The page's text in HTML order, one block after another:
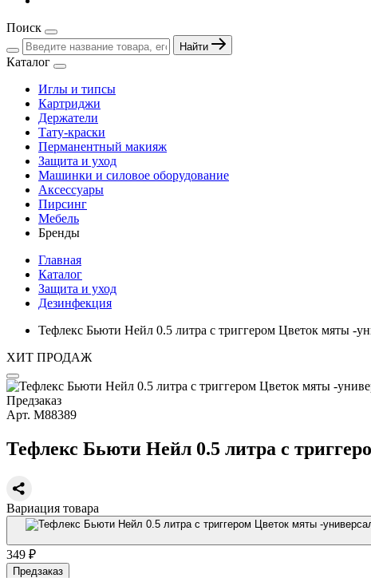
Поиск
Найти
Каталог
Иглы и типсы
Картриджи
Держатели
Тату-краски
Перманентный макияж
Защита и уход
Машинки и силовое оборудование
Аксессуары
Пирсинг
Мебель
Бренды
Главная
Каталог
Защита и уход
Дезинфекция
Тефлекс Бьюти Нейл 0.5 литра с триггером Цветок мяты -
ХИТ ПРОДАЖ
Предзаказ
Арт. М88389
Тефлекс Бьюти Нейл 0.5 литра с
Вариация товара
349 ₽
Предзаказ